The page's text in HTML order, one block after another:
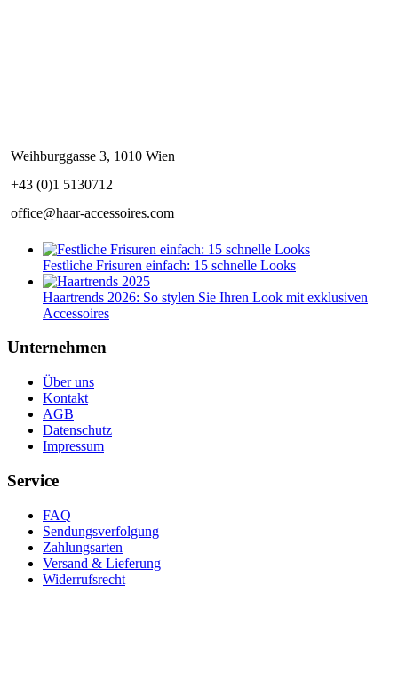
Weihburggasse 3, 1010 Wien
+43 (0)1 5130712
office@haar-accessoires.com
Festliche Frisuren einfach: 15 schnelle Looks
Haartrends 2026: So stylen Sie Ihren Look mit exklusiven
Accessoires
Unternehmen
Über uns
Kontakt
AGB
Datenschutz
Impressum
Service
FAQ
Sendungsverfolgung
Zahlungsarten
Versand & Lieferung
Widerrufsrecht